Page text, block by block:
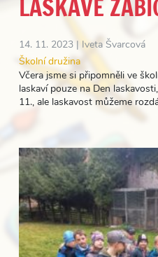
LASKAVÉ
14. 11. 2023 | Iveta Švarcová
Školní družina
Včera jsme si připomněli ve
laskaví pouze na Den
11., ale laskavost můžeme